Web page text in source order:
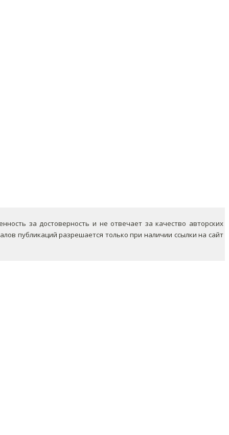
за достоверность и не отвечает за качество авторских
публикаций разрешается только при наличии ссылки на сайт